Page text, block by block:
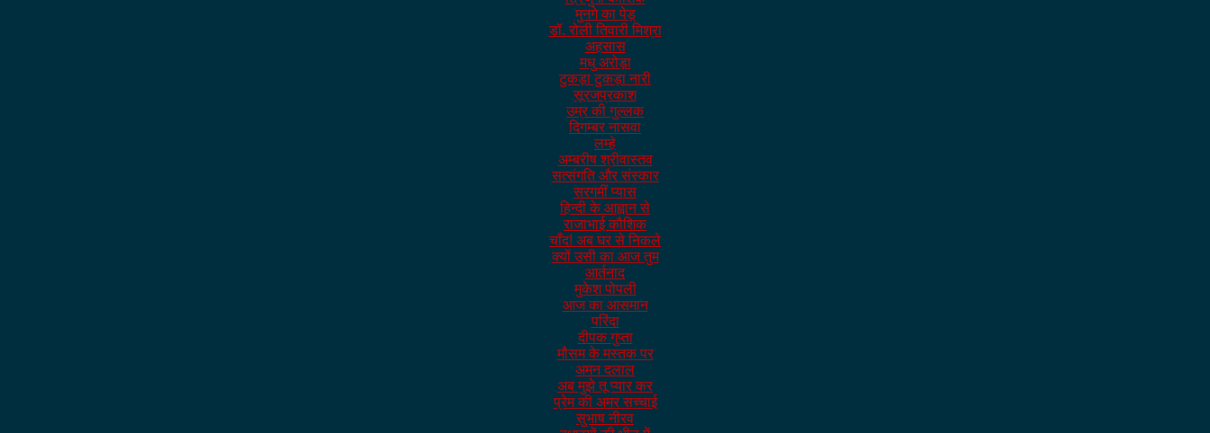
मुनगे का पेड़
डॉ. रोली तिवारी मिश्रा
अहसास
मधु अरोड़ा
टुकड़ा टुकड़ा नारी
सूरजप्रकाश
उम्र की गुल्लक
दिगम्बर नासवा
लम्हे
अम्बरीष श्रीवास्तव
सत्संगति और संस्कार
सरगमीं प्यास
हिन्दी के आह्वान से
राजाभाई कौशिक
चाँद! अब घर से निकले
क्यों उसी का आज तुम
आर्तनाद
मुकेश पोपली
आज का आसमान
परिंदा
दीपक गुप्ता
मौसम के मस्तक पर
अमन दलाल
अब मुझे तू प्यार कर
प्रेम की अमर सच्चाई
सुभाष नीरव